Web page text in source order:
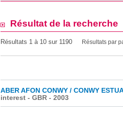
Résultat de la recherche
Résultats 1 à 10 sur 1190 Résultats par
ABER AFON CONWY / CONWY
interest - GBR - 2003